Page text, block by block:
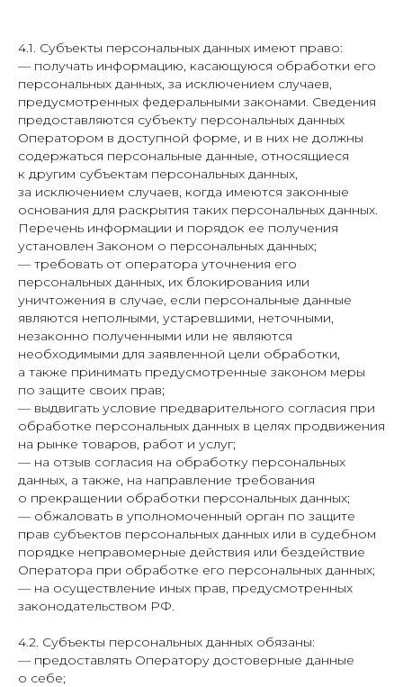
4.1. Субъекты персональных данных имеют право:
— получать информацию, касающуюся обработки его
персональных данных, за исключением случаев,
предусмотренных федеральными законами. Сведения
предоставляются субъекту персональных данных
Оператором в доступной форме, и в них не должны
содержаться персональные данные, относящиеся
к другим субъектам персональных данных,
за исключением случаев, когда имеются законные
основания для раскрытия таких персональных данных.
Перечень информации и порядок ее получения
установлен Законом о персональных данных;
— требовать от оператора уточнения его
персональных данных, их блокирования или
уничтожения в случае, если персональные данные
являются неполными, устаревшими, неточными,
незаконно полученными или не являются
необходимыми для заявленной цели обработки,
а также принимать предусмотренные законом меры
по защите своих прав;
— выдвигать условие предварительного согласия при
обработке персональных данных в целях продвижения
на рынке товаров, работ и услуг;
— на отзыв согласия на обработку персональных
данных, а также, на направление требования
о прекращении обработки персональных данных;
— обжаловать в уполномоченный орган по защите
прав субъектов персональных данных или в судебном
порядке неправомерные действия или бездействие
Оператора при обработке его персональных данных;
— на осуществление иных прав, предусмотренных
законодательством РФ.
4.2. Субъекты персональных данных обязаны:
— предоставлять Оператору достоверные данные
о себе;